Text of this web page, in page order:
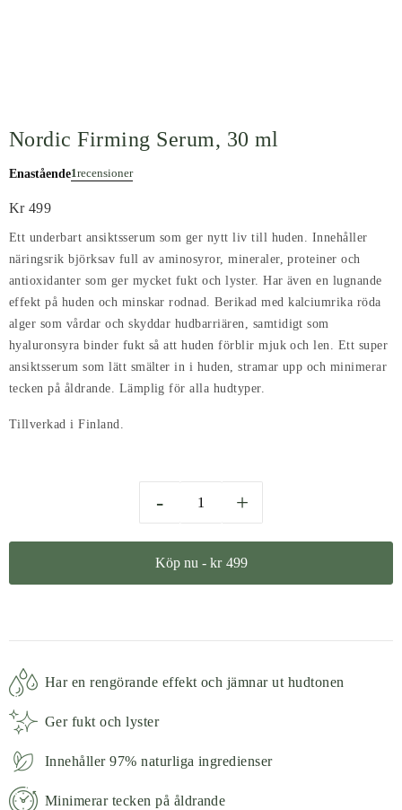
Nordic Firming Serum, 30 ml
Enastående1recensioner
Kr 499
Ett underbart ansiktsserum som ger nytt liv till huden. Innehåller
näringsrik björksav full av aminosyror, mineraler, proteiner och
antioxidanter som ger mycket fukt och lyster. Har även en lugnande
effekt på huden och minskar rodnad. Berikad med kalciumrika röda
alger som vårdar och skyddar hudbarriären, samtidigt som
hyaluronsyra binder fukt så att huden förblir mjuk och len. Ett super
ansiktsserum som lätt smälter in i huden, stramar upp och minimerar
tecken på åldrande. Lämplig för alla hudtyper.
Tillverkad i Finland.
- +
Köp nu - kr 499
Har en rengörande effekt och jämnar ut hudtonen
Ger fukt och lyster
Innehåller 97% naturliga ingredienser
Minimerar tecken på åldrande